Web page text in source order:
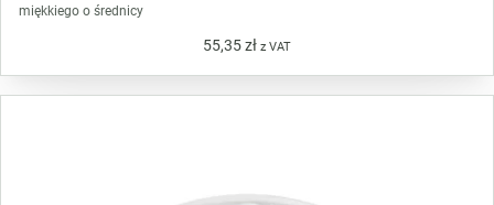
miękkiego o średnicy
55,35zł z VAT